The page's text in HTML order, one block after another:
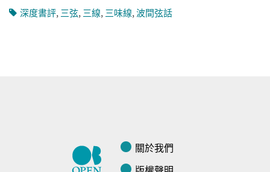
深度書評,三弦,三線,三味線,波間弦話
關於我們